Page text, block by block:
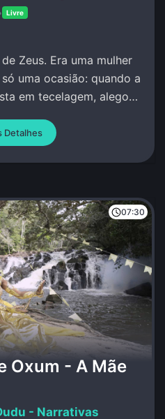
Livre
Zeus. Era uma mulher
uma ocasião: quando a
em tecelagem, alegou
Detalhes
07:30
Oxum - A Mãe
- Narrativas